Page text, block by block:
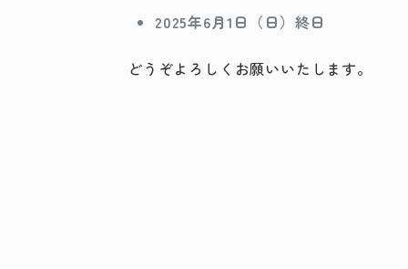
2025年6月1日（日）終日
どうぞよろしくお願いいたします。